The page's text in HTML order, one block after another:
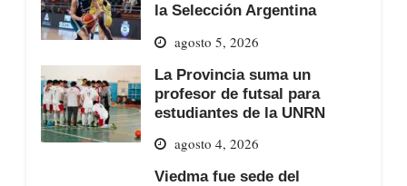
la Selección Argentina
agosto 5, 2026
La Provincia suma un
profesor de futsal para
estudiantes de la UNRN
agosto 4, 2026
Viedma fue sede del